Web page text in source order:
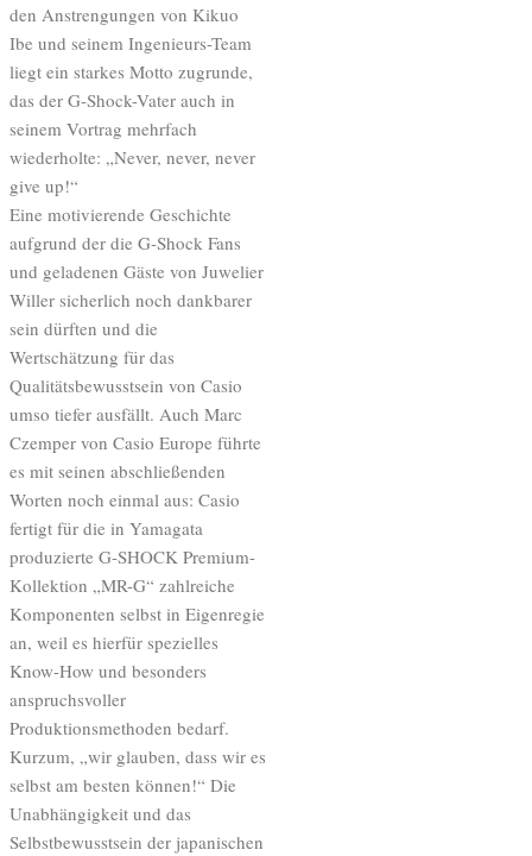
den Anstrengungen von Kikuo
Ibe und seinem Ingenieurs-Team
liegt ein starkes Motto zugrunde,
das der G-Shock-Vater auch in
seinem Vortrag mehrfach
wiederholte: „Never, never, never
give up!“
Eine motivierende Geschichte
aufgrund der die G-Shock Fans
und geladenen Gäste von Juwelier
Willer sicherlich noch dankbarer
sein dürften und die
Wertschätzung für das
Qualitätsbewusstsein von Casio
umso tiefer ausfällt. Auch Marc
Czemper von Casio Europe führte
es mit seinen abschließenden
Worten noch einmal aus: Casio
fertigt für die in Yamagata
produzierte G-SHOCK Premium-
Kollektion „MR-G“ zahlreiche
Komponenten selbst in Eigenregie
an, weil es hierfür spezielles
Know-How und besonders
anspruchsvoller
Produktionsmethoden bedarf.
Kurzum, „wir glauben, dass wir es
selbst am besten können!“ Die
Unabhängigkeit und das
Selbstbewusstsein der japanischen